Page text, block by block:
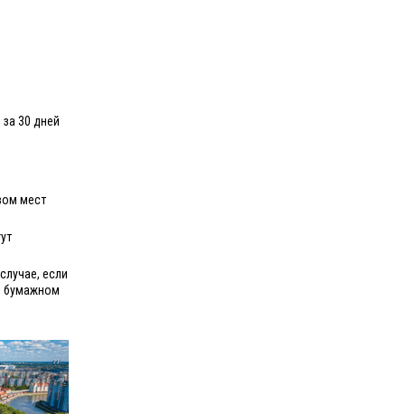
30 дней
мест
если
бумажном